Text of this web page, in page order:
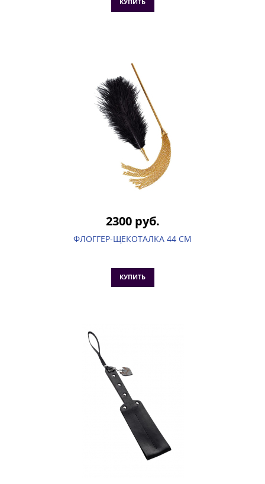
2300 руб.
ФЛОГГЕР-ЩЕКОТАЛКА 44 СМ
КУПИТЬ